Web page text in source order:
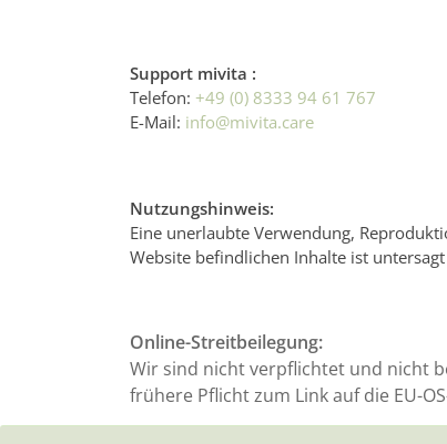
Support mivita :
Telefon: +49 (0) 8333 94 61 767
E-Mail: info@mivita.care
Nutzungshinweis:
Eine unerlaubte Verwendung,
Website befindlichen Inhalte ist
Online-Streitbeilegung:
Wir sind nicht verpflichtet und nicht
frühere Pflicht zum Link auf die EU-